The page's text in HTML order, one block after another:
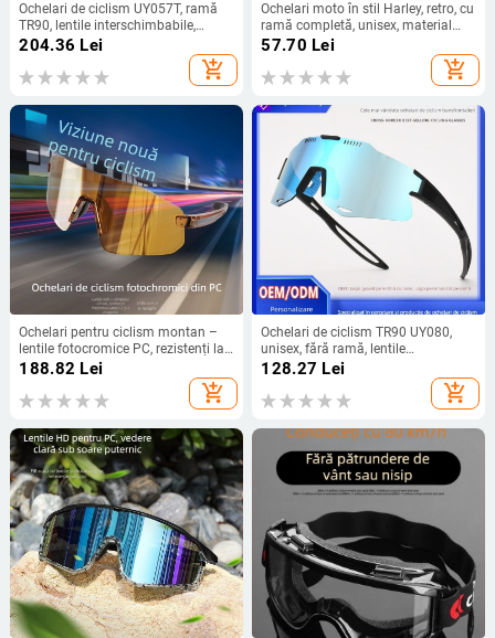
Ochelari de ciclism UY057T, ramă
TR90, lentile interschimbabile,
unisex, design cu ramă completă;
potriviți pentru pescuit, alergare,
ciclism și golf.
204.36 Lei
add_shopping_cart
Ochelari moto în stil Harley, retro, cu
ramă completă, unisex, material
TUP, pentru mers pe motocicletă
57.70 Lei
add_shopping_cart
Ochelari pentru ciclism montan –
lentile fotocromice PC, rezistenți la
vânt, suporturi nazale reglabile,
compatibili cu ochelari de vedere
188.82 Lei
add_shopping_cart
Ochelari de ciclism TR90 UY080,
unisex, fără ramă, lentile
interschimbabile
128.27 Lei
add_shopping_cart